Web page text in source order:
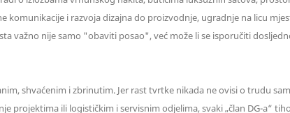
i razvoja dizajna do proizvodnje, ugradnje na licu
važno nije samo "obaviti posao", već može li se isporučiti
shvaćenim i zbrinutim. Jer rast tvrtke nikada ne ovisi o trudu
projektima ili logističkim i servisnim odjelima, svaki „član DG-a“